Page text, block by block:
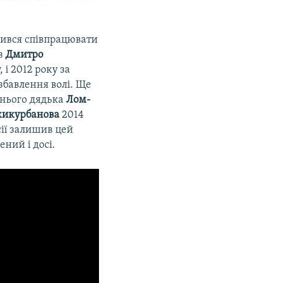
співпрацювати
Дмитро
2012 року за
волі. Ще
дядькаЛом-
2014
залишив цей
і досі.